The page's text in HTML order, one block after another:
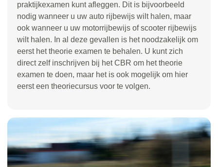
praktijkexamen kunt afleggen. Dit is bijvoorbeeld
nodig wanneer u uw auto rijbewijs wilt halen, maar
ook wanneer u uw motorrijbewijs of scooter rijbewijs
wilt halen. In al deze gevallen is het noodzakelijk om
eerst het theorie examen te behalen. U kunt zich
direct zelf inschrijven bij het CBR om het theorie
examen te doen, maar het is ook mogelijk om hier
eerst een theoriecursus voor te volgen.